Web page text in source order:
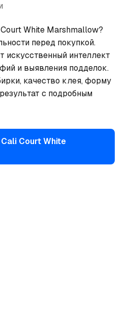
White Marshmallow?
перед покупкой.
искусственный интеллект
и выявления подделок.
качество клея, форму
с подробным
Cali Court White